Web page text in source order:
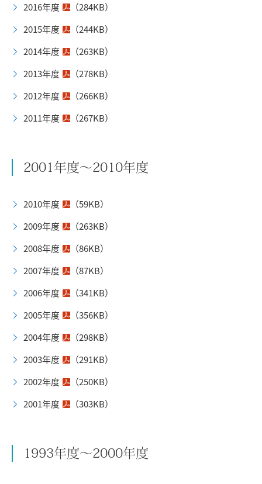
2016年度
（284KB）
2015年度
（244KB）
2014年度
（263KB）
2013年度
（278KB）
2012年度
（266KB）
2011年度
（267KB）
2001年度～2010年度
2010年度
（59KB）
2009年度
（263KB）
2008年度
（86KB）
2007年度
（87KB）
2006年度
（341KB）
2005年度
（356KB）
2004年度
（298KB）
2003年度
（291KB）
2002年度
（250KB）
2001年度
（303KB）
1993年度～2000年度